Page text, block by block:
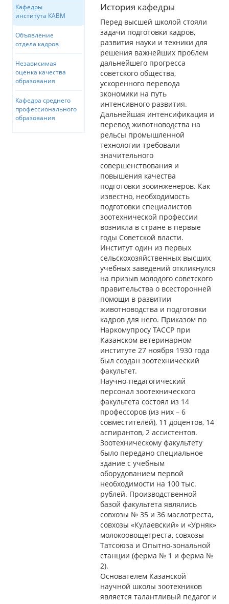
Кафедры
института КАВМ
Объявление
отдела кадров
Независимая
оценка качества
образования
Кафедра среднего
профессионального
образования
История кафедры
Перед высшей школой стояли
задачи подготовки кадров,
развития науки и техники для
решения важнейших проблем
дальнейшего прогресса
советского общества,
ускоренного перевода
экономики на путь
интенсивного развития.
Дальнейшая интенсификация и
перевод животноводства на
рельсы промышленной
технологии требовали
значительного
совершенствования и
повышения качества
подготовки зооинженеров. Как
известно, необходимость
подготовки специалистов
зоотехнической профессии
возникла в стране в первые
годы Советской власти.
Институт один из первых
сельскохозяйственных высших
учебных заведений откликнулся
на призыв молодого советского
правительства о всесторонней
помощи в развитии
животноводства и подготовки
кадров для него. Приказом по
Наркомупросу ТАССР при
Казанском ветеринарном
институте 27 ноября 1930 года
был создан зоотехнический
факультет.
Научно-педагогический
персонал зоотехнического
факультета состоял из 14
профессоров (из них – 6
совместителей), 11 доцентов, 14
аспирантов, 2 ассистентов.
Зоотехническому факультету
было передано специальное
здание с учебным
оборудованием первой
необходимости на 100 тыс.
рублей. Производственной
базой факультета являлись
совхозы № 35 и 36 маслотреста,
совхозы «Кулаевский» и «Урняк»
молокоовощетреста, совхозы
Татсоюза и Опытно-зональной
станции (ферма № 1 и ферма №
2).
Основателем Казанской
научной школы зоотехников
является талантливый педагог и